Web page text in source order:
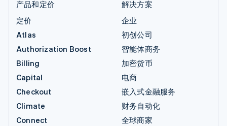
产品和定价
定价
Atlas
Authorization Boost
Billing
Capital
Checkout
Climate
Connect
解决方案
企业
初创公司
智能体商务
加密货币
电商
嵌入式金融服务
财务自动化
全球商家